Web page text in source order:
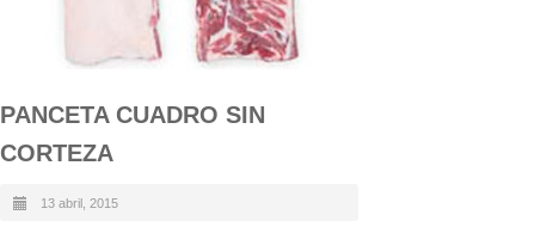
PANCETA CUADRO SIN
CORTEZA
13 abril, 2015